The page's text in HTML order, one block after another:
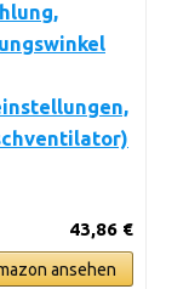
43,86 €
ansehen